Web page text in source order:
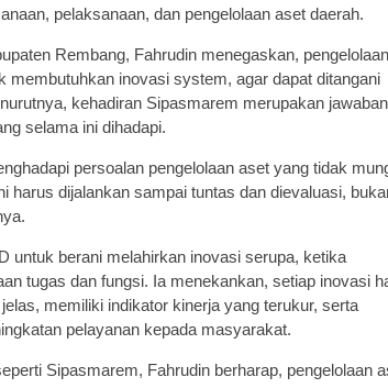
pelaksanaan, dan pengelolaan aset daerah.
Rembang, Fahrudin menegaskan,
membutuhkan inovasi system, agar dapat ditangani
kehadiran Sipasmarem merupakan
selama ini dihadapi.
persoalan pengelolaan aset yang tidak
harus dijalankan sampai tuntas dan dievaluasi,
untuk berani melahirkan inovasi serupa, ketika
tugas dan fungsi. Ia menekankan, setiap inovasi
memiliki indikator kinerja yang terukur, serta
pelayanan kepada masyarakat.
Sipasmarem, Fahrudin berharap, pengelolaan